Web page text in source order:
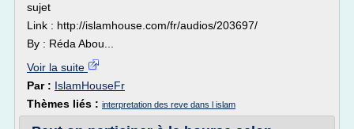
sujet
Link : http://islamhouse.com/fr/audios/203697/
By : Réda Abou...
Voir la suite
Par : IslamHouseFr
Thèmes liés : interpretation des reve dans l islam